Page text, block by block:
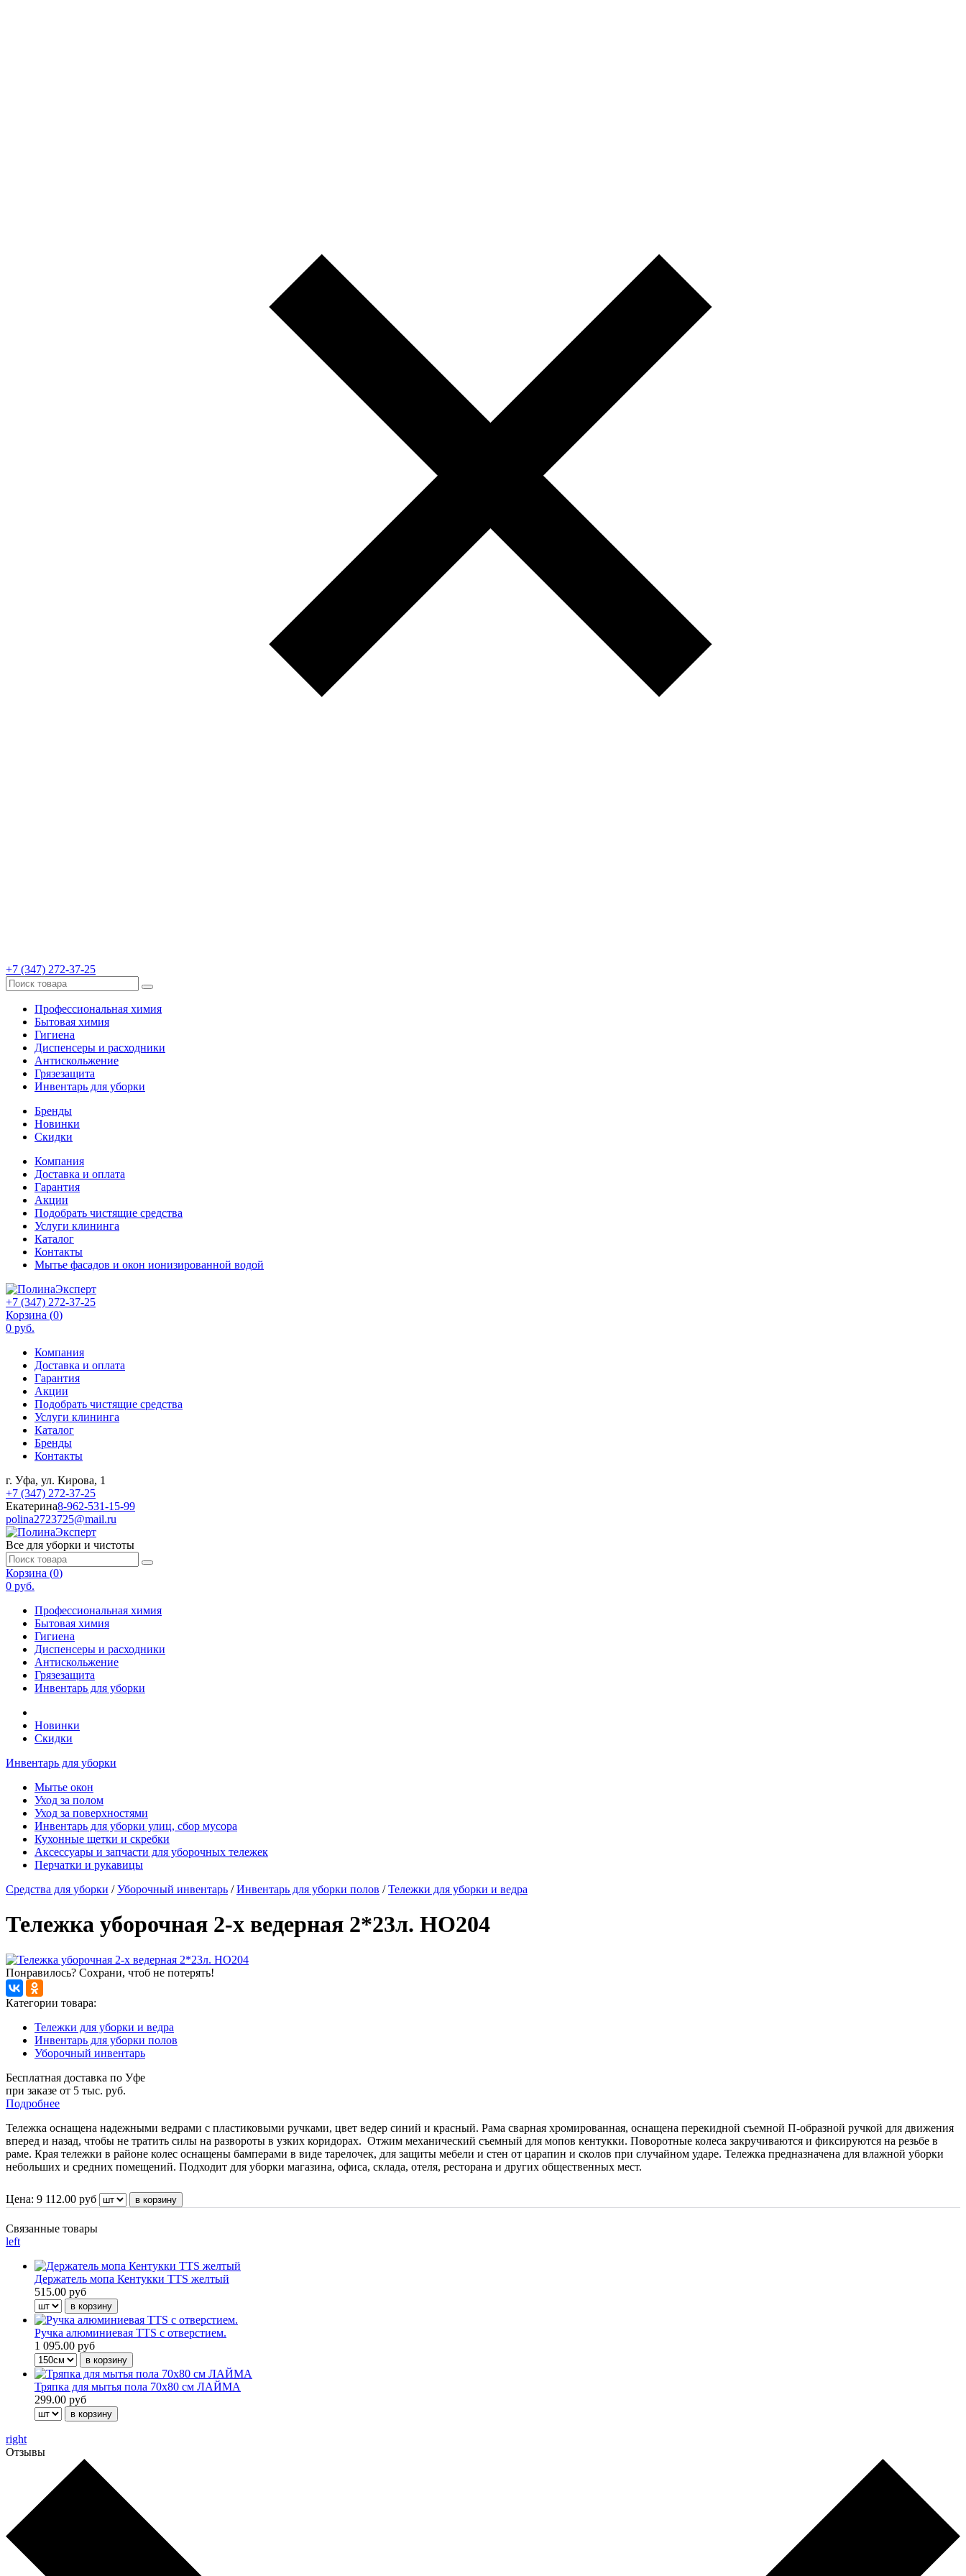
+7 (347) 272-37-25
Профессиональная химия
Бытовая химия
Гигиена
Диспенсеры и расходники
Антискольжение
Грязезащита
Инвентарь для уборки
Бренды
Новинки
Скидки
Компания
Доставка и оплата
Гарантия
Акции
Подобрать чистящие средства
Услуги клининга
Каталог
Контакты
Мытье фасадов и окон ионизированной водой
+7 (347) 272-37-25
Корзина (0)
0 руб.
Компания
Доставка и оплата
Гарантия
Акции
Подобрать чистящие средства
Услуги клининга
Каталог
Бренды
Контакты
г. Уфа, ул. Кирова, 1
+7 (347) 272-37-25
Екатерина8-962-531-15-99
polina2723725@mail.ru
Все для уборки и чистоты
Корзина (0)
0 руб.
Профессиональная химия
Бытовая химия
Гигиена
Диспенсеры и расходники
Антискольжение
Грязезащита
Инвентарь для уборки
Новинки
Скидки
Инвентарь для уборки
Мытье окон
Уход за полом
Уход за поверхностями
Инвентарь для уборки улиц, сбор мусора
Кухонные щетки и скребки
Аксессуары и запчасти для уборочных тележек
Перчатки и рукавицы
Средства для уборки /Уборочный инвентарь /Инвентарь для уборки полов /Тележки для уборки и ведра
Тележка уборочная 2-х ведерная 2*23л. НО204
Понравилось? Сохрани, чтоб не потерять!
Категории товара:
Тележки для уборки и ведра
Инвентарь для уборки полов
Уборочный инвентарь
Бесплатная доставка по Уфе
при заказе от 5 тыс. руб.
Подробнее
Тележка оснащена надежными ведрами с пластиковыми ручками, цвет ведер синий и красный. Рама сварная хромированная, оснащена перекидной съемной П-образной ручкой для движения
вперед и назад, чтобы не тратить силы на развороты в узких коридорах. Отжим механический съемный для мопов кентукки. Поворотные колеса закручиваются и фиксируются на резьбе в
раме. Края тележки в районе колес оснащены бамперами в виде тарелочек, для защиты мебели и стен от царапин и сколов при случайном ударе. Тележка предназначена для влажной уборки
небольших и средних помещений. Подходит для уборки магазина, офиса, склада, отеля, ресторана и других общественных мест.
Цена: 9 112.00 руб
Связанные товары
left
Держатель мопа Кентукки TTS желтый
515.00 руб
Ручка алюминиевая TTS с отверстием.
1 095.00 руб
Тряпка для мытья пола 70х80 см ЛАЙМА
299.00 руб
right
Отзывы